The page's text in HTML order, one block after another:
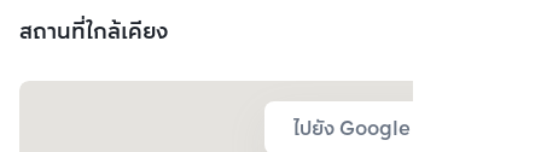
สถานที่ใกล้เคียง
ไปยัง Google Map